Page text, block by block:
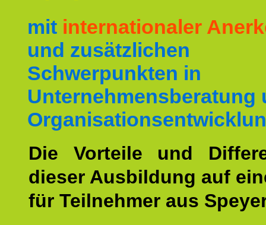
mit internationaler
und zusätzlichen
Schwerpunkten in
Unternehmensberatung
Die Vorteile und
dieser Ausbildung auf
für Teilnehmer aus